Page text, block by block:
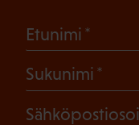
Etunimi
Sukunimi